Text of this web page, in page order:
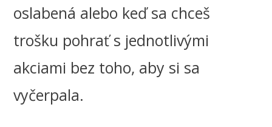
oslabená alebo keď sa chceš
trošku pohrať s jednotlivými
akciami bez toho, aby si sa
vyčerpala.